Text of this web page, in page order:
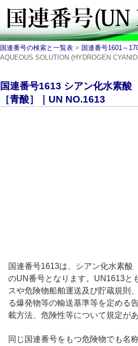
国連番号の検索と一覧表 > 国連番号1601～
AQUEOUS SOLUTION (HYDROGEN
国連番号1613 シアン化水素酸
［青酸］｜UN NO.1613
国連番号1613は、シアン化水素酸
のUN番号となります。UN1613と
スや危険物船舶運送及び貯蔵規則
る爆発物等の輸送基準等を定める
載方法、危険性等について規定があ
同じ国連番号をもつ危険物でも名